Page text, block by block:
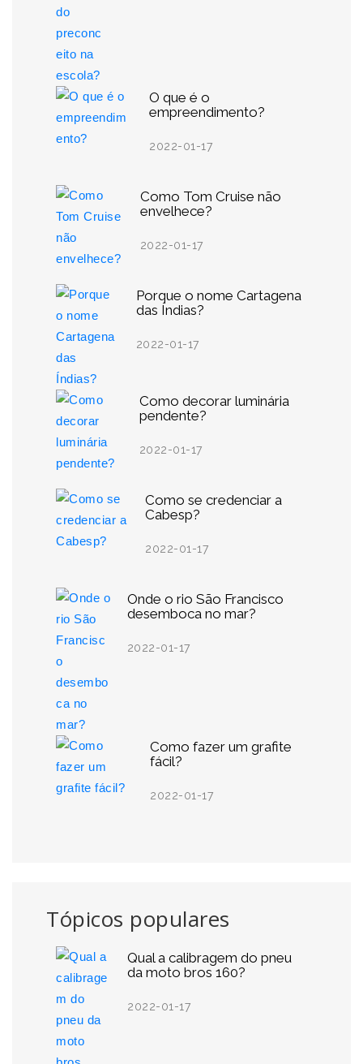
O que é o
empreendimento?
2022-01-17
Como Tom Cruise não
envelhece?
2022-01-17
Porque o nome Cartagena
das Índias?
2022-01-17
Como decorar luminária
pendente?
2022-01-17
Como se credenciar a
Cabesp?
2022-01-17
Onde o rio São Francisco
desemboca no mar?
2022-01-17
Como fazer um grafite
fácil?
2022-01-17
Tópicos populares
Qual a calibragem do pneu
da moto bros 160?
2022-01-17